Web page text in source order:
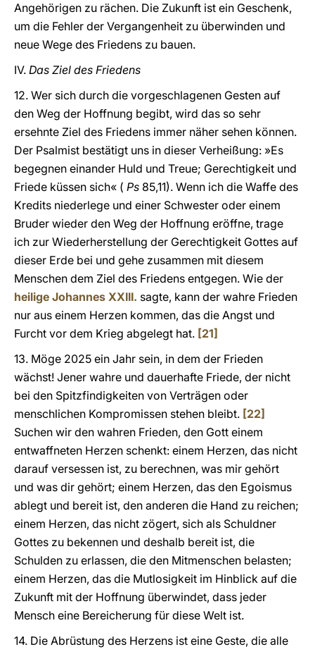
Angehörigen zu rächen. Die Zukunft ist ein Geschenk,
um die Fehler der Vergangenheit zu überwinden und
neue Wege des Friedens zu bauen.
IV. Das Ziel des Friedens
12. Wer sich durch die vorgeschlagenen Gesten auf
den Weg der Hoffnung begibt, wird das so sehr
ersehnte Ziel des Friedens immer näher sehen können.
Der Psalmist bestätigt uns in dieser Verheißung: »Es
begegnen einander Huld und Treue; Gerechtigkeit und
Friede küssen sich« ( Ps 85,11). Wenn ich die Waffe des
Kredits niederlege und einer Schwester oder einem
Bruder wieder den Weg der Hoffnung eröffne, trage
ich zur Wiederherstellung der Gerechtigkeit Gottes auf
dieser Erde bei und gehe zusammen mit diesem
Menschen dem Ziel des Friedens entgegen. Wie der
heilige Johannes XXIII. sagte, kann der wahre Frieden
nur aus einem Herzen kommen, das die Angst und
Furcht vor dem Krieg abgelegt hat. [21]
13. Möge 2025 ein Jahr sein, in dem der Frieden
wächst! Jener wahre und dauerhafte Friede, der nicht
bei den Spitzfindigkeiten von Verträgen oder
menschlichen Kompromissen stehen bleibt. [22]
Suchen wir den wahren Frieden, den Gott einem
entwaffneten Herzen schenkt: einem Herzen, das nicht
darauf versessen ist, zu berechnen, was mir gehört
und was dir gehört; einem Herzen, das den Egoismus
ablegt und bereit ist, den anderen die Hand zu reichen;
einem Herzen, das nicht zögert, sich als Schuldner
Gottes zu bekennen und deshalb bereit ist, die
Schulden zu erlassen, die den Mitmenschen belasten;
einem Herzen, das die Mutlosigkeit im Hinblick auf die
Zukunft mit der Hoffnung überwindet, dass jeder
Mensch eine Bereicherung für diese Welt ist.
14. Die Abrüstung des Herzens ist eine Geste, die alle